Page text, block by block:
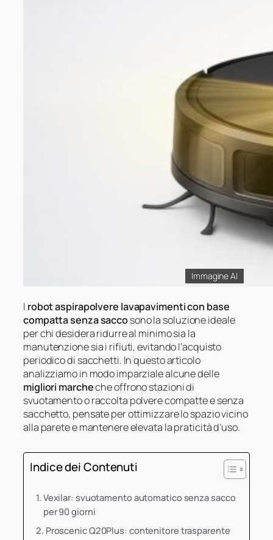
Immagine AI
I robot aspirapolvere lavapavimenti con base
compatta senza saccosono la soluzione ideale
per chi desidera ridurre al minimo sia la
manutenzione sia i rifiuti, evitando l’acquisto
periodico di sacchetti. In questo articolo
analizziamo in modo imparziale alcune delle
migliori marcheche offrono stazioni di
svuotamento o raccolta polvere compatte e senza
sacchetto, pensate per ottimizzare lo spazio vicino
alla parete e mantenere elevata la praticità d’uso.
Indice dei Contenuti
Vexilar: svuotamento automatico senza sacco
per 90 giorni
Proscenic Q20Plus: contenitore trasparente